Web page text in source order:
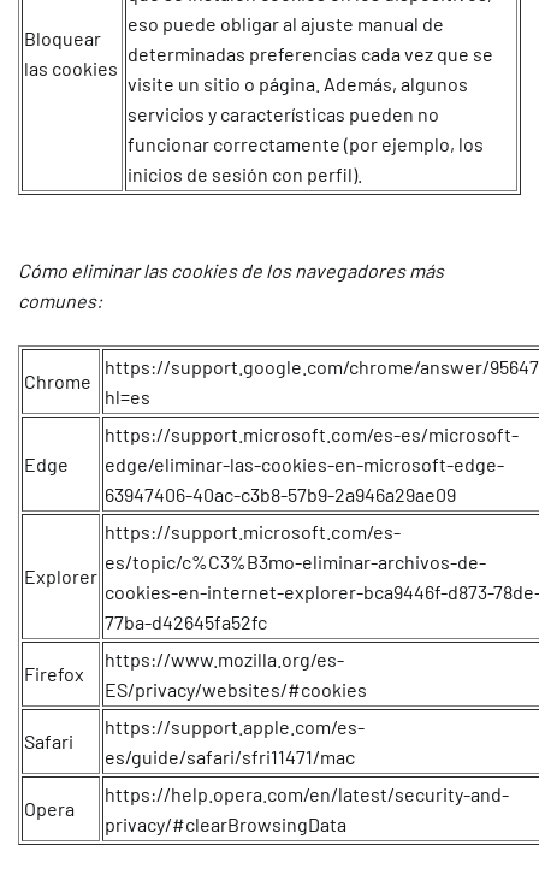
Bloquear
las cookies
eso puede obligar al ajuste manual de
determinadas preferencias cada vez que se
visite un sitio o página. Además, algunos
servicios y características pueden no
funcionar correctamente (por ejemplo, los
inicios de sesión con perfil).
Cómo eliminar las cookies de los navegadores más
comunes:
Chrome
https://support.google.com/chrome/answer/
hl=es
Edge
https://support.microsoft.com/es-es/microsoft-
edge/eliminar-las-cookies-en-microsoft-edge-
63947406-40ac-c3b8-57b9-2a946a29ae09
Explorer
https://support.microsoft.com/es-
es/topic/c%C3%B3mo-eliminar-archivos-de-
cookies-en-internet-explorer-bca9446f-d873-
77ba-d42645fa52fc
Firefox
https://www.mozilla.org/es-
ES/privacy/websites/#cookies
Safari
https://support.apple.com/es-
es/guide/safari/sfri11471/mac
Opera
https://help.opera.com/en/latest/security-and-
privacy/#clearBrowsingData